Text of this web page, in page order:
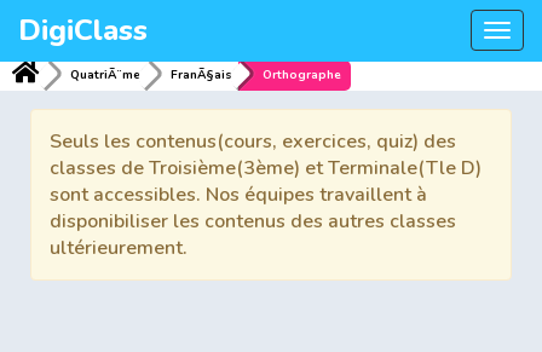
DigiClass
QuatriÃ¨me FranÃ§ais Orthographe
Seuls les contenus(cours, exercices, quiz) des
classes de Troisième(3ème) et Terminale(Tle D)
sont accessibles. Nos équipes travaillent à
disponibiliser les contenus des autres classes
ultérieurement.